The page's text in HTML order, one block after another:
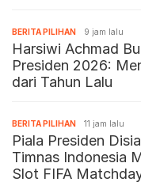
BERITA PILIHAN 9 jam lalu
Harsiwi Achmad
Presiden 2026:
dari Tahun Lalu
BERITA PILIHAN 11 jam lalu
Piala Presiden
Timnas Indonesia
Slot FIFA